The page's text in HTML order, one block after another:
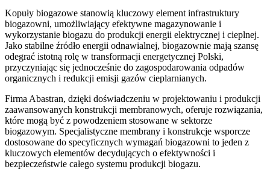
Kopuły biogazowe stanowią kluczowy element infrastruktury
biogazowni, umożliwiający efektywne magazynowanie i
wykorzystanie biogazu do produkcji energii elektrycznej i cieplnej.
Jako stabilne źródło energii odnawialnej, biogazownie mają szansę
odegrać istotną rolę w transformacji energetycznej Polski,
przyczyniając się jednocześnie do zagospodarowania odpadów
organicznych i redukcji emisji gazów cieplarnianych.
Firma Abastran, dzięki doświadczeniu w projektowaniu i produkcji
zaawansowanych konstrukcji membranowych, oferuje rozwiązania,
które mogą być z powodzeniem stosowane w sektorze
biogazowym. Specjalistyczne membrany i konstrukcje wsporcze
dostosowane do specyficznych wymagań biogazowni to jeden z
kluczowych elementów decydujących o efektywności i
bezpieczeństwie całego systemu produkcji biogazu.